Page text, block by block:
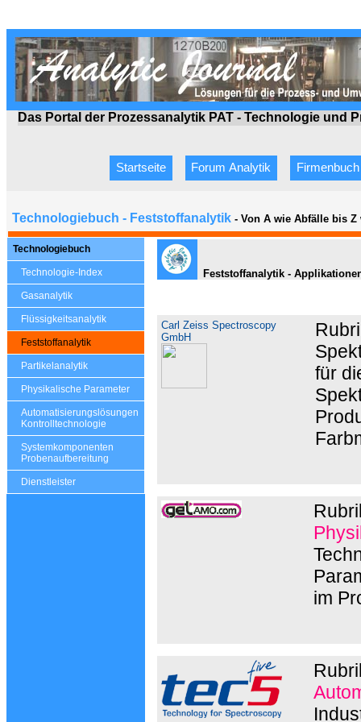
Das Portal der Prozessanalytik PAT - Technologie und
Startseite Forum Analytik Firmenbuch
Technologiebuch - Feststoffanalytik - Von A wie Abfälle bis Z
Technologiebuch
Technologie-Index
Gasanalytik
Flüssigkeitsanalytik
Feststoffanalytik
Partikelanalytik
Physikalische Parameter
Automatisierungslösungen
Kontrolltechnologie
Systemkomponenten
Probenaufbereitung
Dienstleister
Feststoffanalytik -
Carl Zeiss Spectroscopy
GmbH
für
im